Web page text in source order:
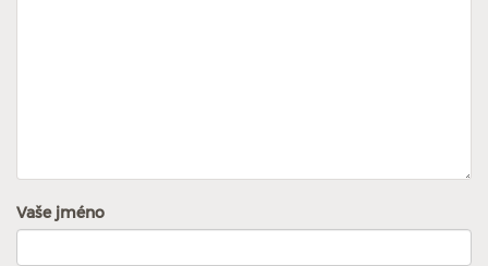
Vaše jméno